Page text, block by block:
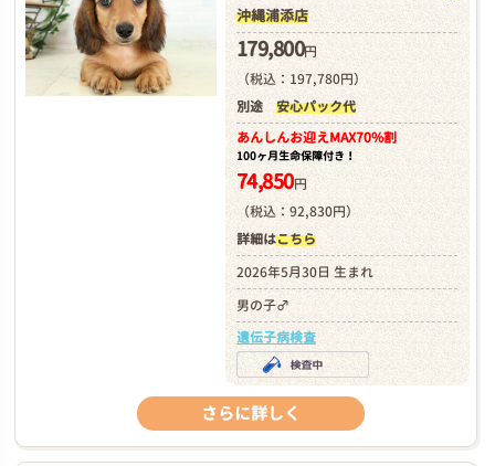
沖縄浦添店
179,800円
（税込：197,780円）
別途 安心パック代
あんしんお迎えMAX70%割
100ヶ月生命保障付き！
74,850円
（税込：92,830円）
詳細はこちら
2026年5月30日 生まれ
男の子♂
遺伝子病検査
さらに詳しく